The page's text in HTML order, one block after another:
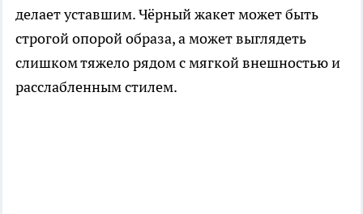
делает уставшим. Чёрный жакет может быть
строгой опорой образа, а может выглядеть
слишком тяжело рядом с мягкой внешностью и
расслабленным стилем.